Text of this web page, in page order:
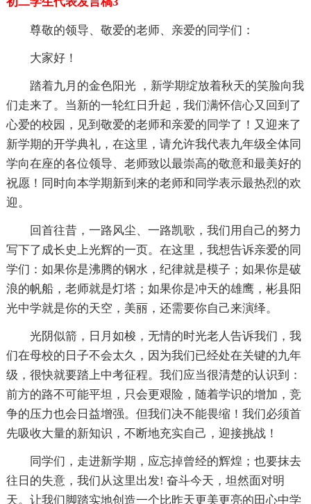
尊敬的领导、敬爱的老师、亲爱的同学们：
大家好！
踏着九月的金色阳光 ，新学期绽放着秋天的笑脸向我
们走来了。当新的一轮红日升起，我们满怀信心又回到了
心爱的校园，见到敬爱的老师和亲爱的同学了！又迎来了
新学期的开学典礼，在这里，请允许我代表九年级全体同
学向在座的各位领导、老师致以最崇高的敬意和最美好的
祝愿！同时向本学期新到来的老师和同学表示最热烈的欢
迎。
回首往昔，一路风尘、一路凯歌，我们用自己的努力
写下了成长史上光辉的一页。在这里，我想告诉亲爱的同
学们：如果你是沸腾的钢水，纪律就是模子；如果你是破
浪的帆船，老师就是灯塔；如果你是冲天的雄鹰，彬县阳
光中学就是你的天空，美丽，还需要你自己来演绎。
光阴似箭，日月如梭，无情的时光老人告诉我们，我
们在母校的日子不会太久，因为我们已经处在关键的九年
级，很快就要踏上中考征程。我们应当很清楚的认识到：
前方的路不可能平坦，只会更艰险，随着学识的增加，竞
争的压力也会日益增强。但我们决不能畏缩！我们必须首
先吸收大量的新知识，不断地充实自己，迎接挑战！
同学们，走进新学期，应忘掉曾经的辉煌；也要抹去
往日的失意，我们从这里出发! 奋斗今天，坦然面对明
天。让我们脚踏实地创造一个比昨天更美更亮的田心中学